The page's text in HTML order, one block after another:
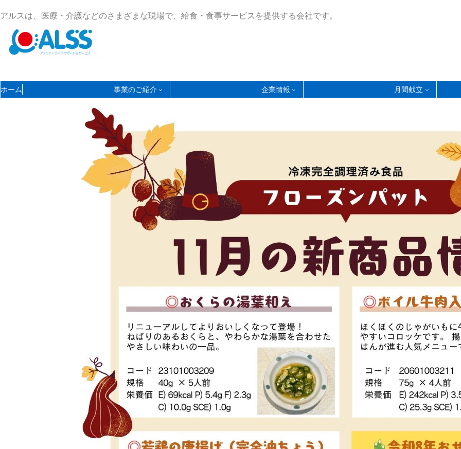
ン
ス
キ
ビ
ン
に
アルスは、医療・介護などのさまざまな現場で、給食・食事サービスを提供する会社です。
ホーム 事業のご紹介 企業情報 月間献立